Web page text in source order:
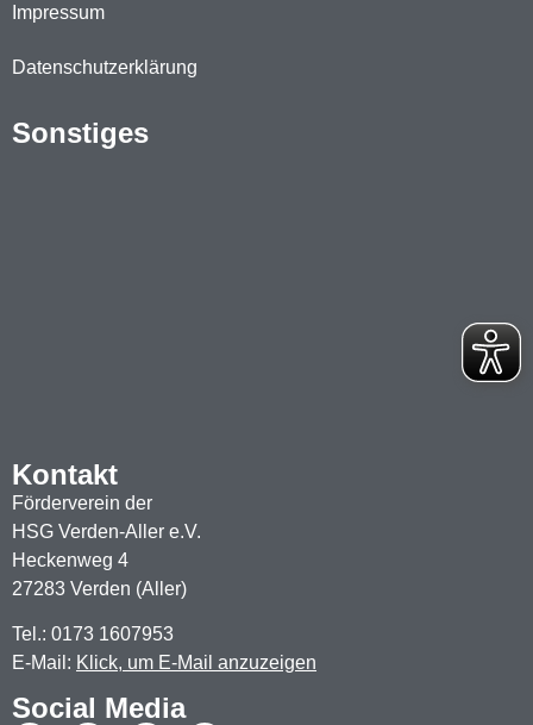
Impressum
Datenschutzerklärung
Sonstiges
Kontakt
Förderverein der
HSG Verden-Aller e.V.
Heckenweg 4
27283 Verden (Aller)
Tel.: 0173 1607953
E-Mail: Klick, um E-Mail anzuzeigen
Social Media